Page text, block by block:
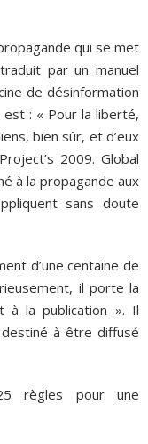
qui se met
par un manuel
de désinformation
: « Pour la liberté,
bien sûr, et d’eux
2009. Global
à la propagande aux
sans doute
d’une centaine de
il porte la
à la publication ». Il
à être diffusé
règles pour une